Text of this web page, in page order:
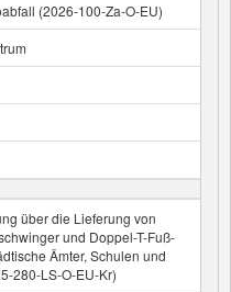
(2026-100-Za-O-EU)
über die Lieferung von
und Doppel-T-Fuß-
Ämter, Schulen und
280-LS-O-EU-Kr)